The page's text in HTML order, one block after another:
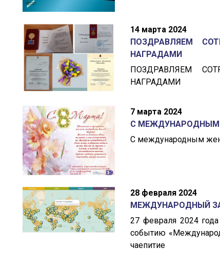
14 марта 2024
ПОЗДРАВЛЯЕМ
НАГРАДАМИ
ПОЗДРАВЛЯЕМ
НАГРАДАМИ
7 марта 2024
С
С международным
28 февраля 2024
МЕЖДУНАРОДНЫЙ
27 февраля 2024
событию
чаепитие